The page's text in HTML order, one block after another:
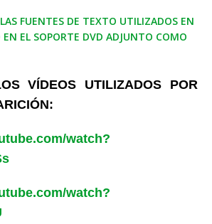
FUENTES DE TEXTO UTILIZADOS EN
EL SOPORTE DVD ADJUNTO COMO
VÍDEOS UTILIZADOS POR
watch?
watch?